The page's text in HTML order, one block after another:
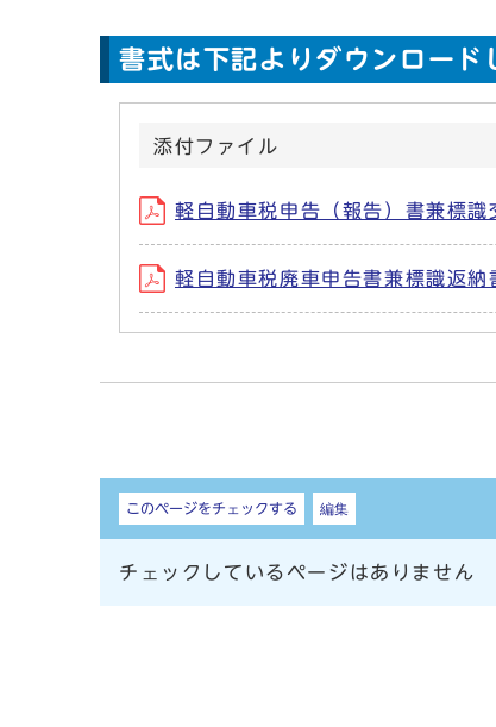
書式は下記よりダウンロード
添付ファイル
軽自動車税申告（報告）書兼標
軽自動車税廃車申告書兼標識返
しおり
このページをチェックする 編集
チェックしているページはありません